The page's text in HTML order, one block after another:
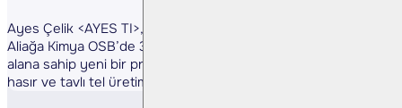
Ayes Çelik <AYES TI>, artan talebi karşılamak amacıyla
Aliağa Kimya OSB’de 30.417 m² arsa üzerine 8.500 m² kapalı
alana sahip yeni bir prefabrik fabrika kuracak. Tesiste çelik
hasır ve tavlı tel üretimi yapılacak. (Kaynak: KAP)